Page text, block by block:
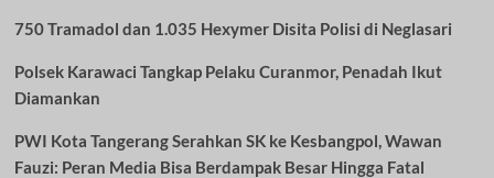
750 Tramadol dan 1.035 Hexymer Disita Polisi di Neglasari
Polsek Karawaci Tangkap Pelaku Curanmor, Penadah Ikut
Diamankan
PWI Kota Tangerang Serahkan SK ke Kesbangpol, Wawan
Fauzi: Peran Media Bisa Berdampak Besar Hingga Fatal